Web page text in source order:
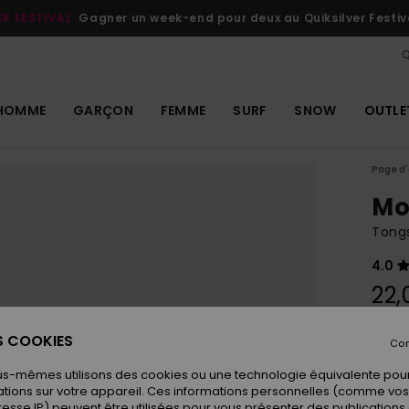
FESTIVAL Gagner un week-end pour deux au Quiksilver
GARÇON FEMME SURF SNOW
Page
4.0
COOKIES
mêmes utilisons des cookies ou une technologie équivalente
sur votre appareil. Ces informations personnelles (comme